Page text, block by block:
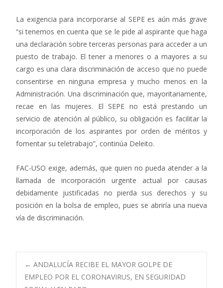
La exigencia para incorporarse al SEPE es aún más grave
“si tenemos en cuenta que se le pide al aspirante que haga
una declaración sobre terceras personas para acceder a un
puesto de trabajo. El tener a menores o a mayores a su
cargo es una clara discriminación de acceso que no puede
consentirse en ninguna empresa y mucho menos en la
Administración. Una discriminación que, mayoritariamente,
recae en las mujeres. El SEPE no está prestando un
servicio de atención al público, su obligación es facilitar la
incorporación de los aspirantes por orden de méritos y
fomentar su teletrabajo”, continúa Deleito.
FAC-USO exige, además, que quien no pueda atender a la
llamada de incorporación urgente actual por causas
debidamente justificadas no pierda sus derechos y su
posición en la bolsa de empleo, pues se abriría una nueva
vía de discriminación.
Navegación
← ANDALUCÍA RECIBE EL MAYOR GOLPE DE
EMPLEO POR EL CORONAVIRUS, EN SEGURIDAD